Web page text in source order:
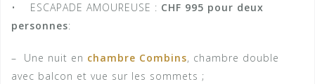
• ESCAPADE AMOUREUSE : CHF 995 pour deux
personnes:
– Une nuit en chambre Combins, chambre double
avec balcon et vue sur les sommets ;